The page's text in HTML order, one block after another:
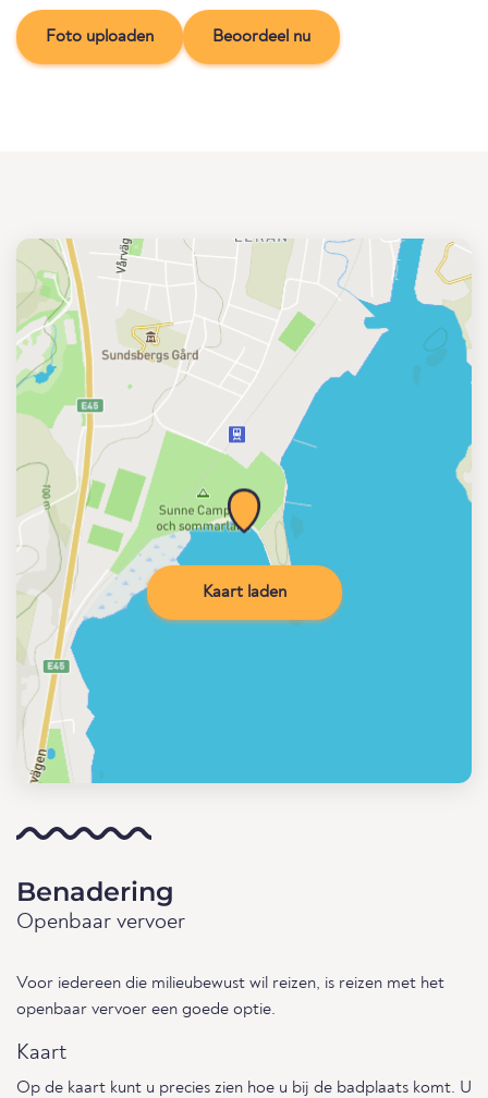
Foto uploaden Beoordeel nu
Kaart laden
Benadering
Openbaar vervoer
Voor iedereen die milieubewust wil reizen, is reizen met het
openbaar vervoer een goede optie.
Kaart
Op de kaart kunt u precies zien hoe u bij de badplaats komt. U